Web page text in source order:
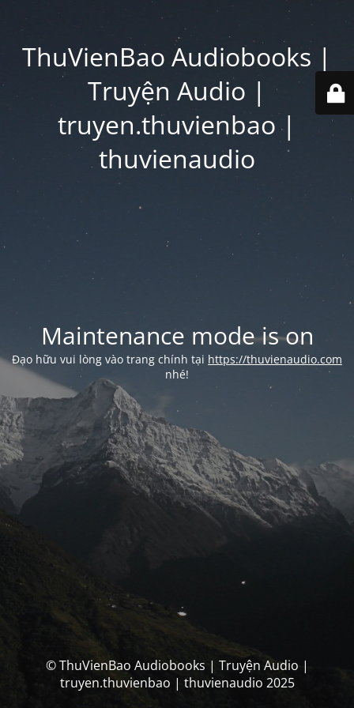
ThuVienBao Audiobooks |
Truyện Audio |
truyen.thuvienbao |
thuvienaudio
Maintenance mode is on
Đạo hữu vui lòng vào trang chính tại https://thuvienaudio.com
nhé!
© ThuVienBao Audiobooks | Truyện Audio |
truyen.thuvienbao | thuvienaudio 2025